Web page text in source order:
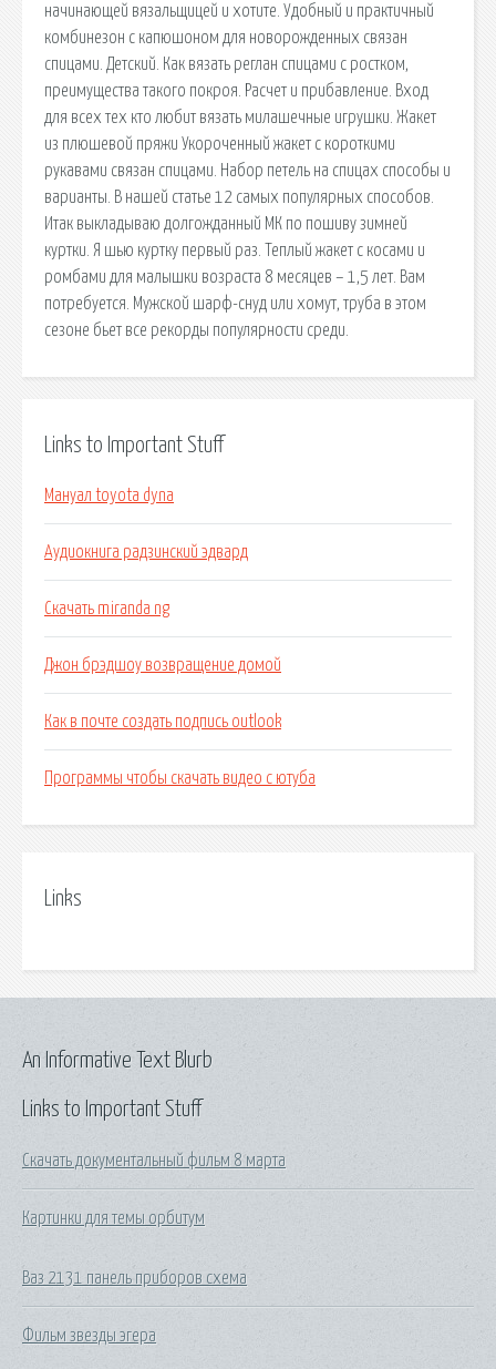
начинающей вязальщицей и хотите. Удобный и практичный
комбинезон с капюшоном для новорожденных связан
спицами. Детский. Как вязать реглан спицами с ростком,
преимущества такого покроя. Расчет и прибавление. Вход
для всех тех кто любит вязать милашечные игрушки. Жакет
из плюшевой пряжи Укороченный жакет с короткими
рукавами связан спицами. Набор петель на спицах способы и
варианты. В нашей статье 12 самых популярных способов.
Итак выкладываю долгожданный МК по пошиву зимней
куртки. Я шью куртку первый раз. Теплый жакет с косами и
ромбами для малышки возраста 8 месяцев – 1,5 лет. Вам
потребуется. Мужской шарф-снуд или хомут, труба в этом
сезоне бьет все рекорды популярности среди.
Links to Important Stuff
Мануал toyota dyna
Аудиокнига радзинский эдвард
Скачать miranda ng
Джон брэдшоу возвращение домой
Как в почте создать подпись outlook
Программы чтобы скачать видео с ютуба
Links
Links to Important Stuff
Скачать документальный фильм 8 марта
Картинки для темы орбитум
Ваз 2131 панель приборов схема
Фильм звезды эгера
An Informative Text Blurb